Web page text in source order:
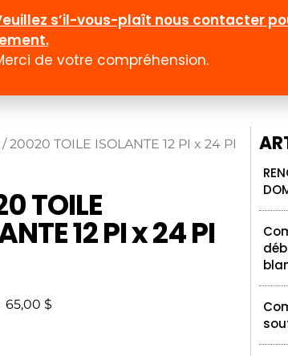
et rabais Emploi
/ 20020 TOILE ISOLANTE 12 PI x 24 PI
TOILE
12 PI x 24 PI
65,00 $
s’il-vous-plaît nous contacter
de votre compréhension.